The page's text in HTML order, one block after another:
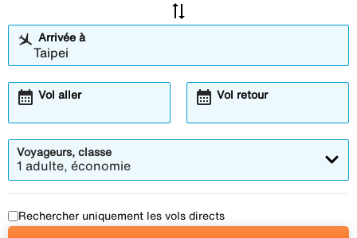
sync_alt
Arrivée à
Vol aller
calendar_month Vol retour
calendar_month
Voyageurs, classe
1 adulte, économie
Rechercher uniquement les vols directs